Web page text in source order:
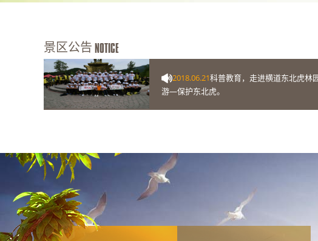
景区公告 NOTICE
2018.06.21科普教育，走进横道东北虎林
游—保护东北虎。